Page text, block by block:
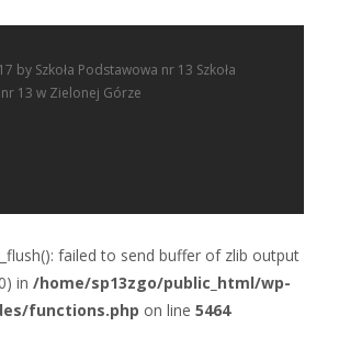
by Szkoła Podstawowa nr 13 Szkoła
13 w Zielonej Górze
failed to send buffer of zlib output
in /home/sp13zgo/public_html/wp-
functions.php on line 5464